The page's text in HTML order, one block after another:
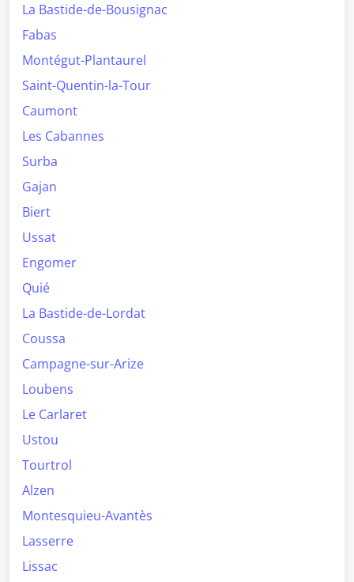
La Bastide-de-Bousignac
Fabas
Montégut-Plantaurel
Saint-Quentin-la-Tour
Caumont
Les Cabannes
Surba
Gajan
Biert
Ussat
Engomer
Quié
La Bastide-de-Lordat
Coussa
Campagne-sur-Arize
Loubens
Le Carlaret
Ustou
Tourtrol
Alzen
Montesquieu-Avantès
Lasserre
Lissac